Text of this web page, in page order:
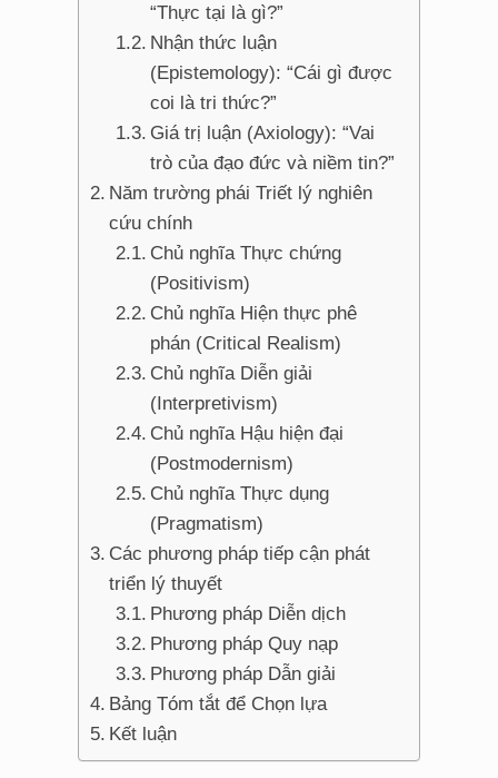
“Thực tại là gì?”
Nhận thức luận
(Epistemology): “Cái gì được
coi là tri thức?”
Giá trị luận (Axiology): “Vai
trò của đạo đức và niềm tin?”
Năm trường phái Triết lý nghiên
cứu chính
Chủ nghĩa Thực chứng
(Positivism)
Chủ nghĩa Hiện thực phê
phán (Critical Realism)
Chủ nghĩa Diễn giải
(Interpretivism)
Chủ nghĩa Hậu hiện đại
(Postmodernism)
Chủ nghĩa Thực dụng
(Pragmatism)
Các phương pháp tiếp cận phát
triển lý thuyết
Phương pháp Diễn dịch
Phương pháp Quy nạp
Phương pháp Dẫn giải
Bảng Tóm tắt để Chọn lựa
Kết luận